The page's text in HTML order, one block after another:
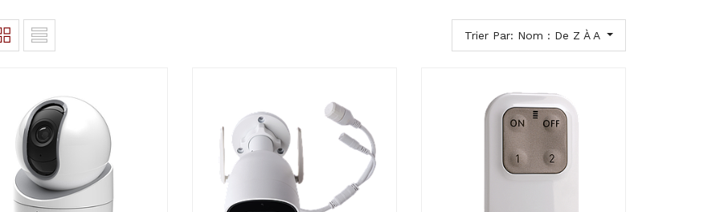
Trier Par: Nom : De Z À A